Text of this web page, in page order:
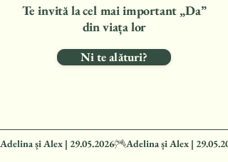
Te invită la cel mai important „Da”
din viața lor
Ni te alături?
Adelina și Alex | 29.05.2026